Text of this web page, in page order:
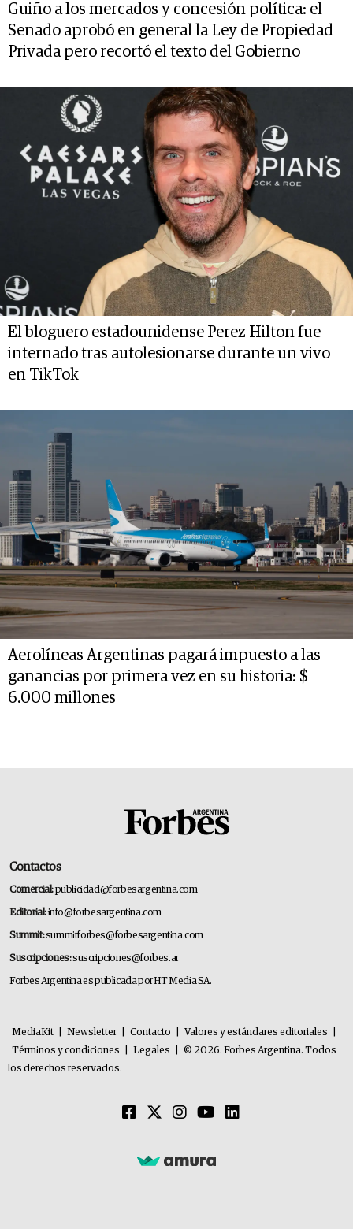
Guiño a los mercados y concesión política: el
Senado aprobó en general la Ley de Propiedad
Privada pero recortó el texto del Gobierno
El bloguero estadounidense Perez Hilton fue
internado tras autolesionarse durante un vivo
en TikTok
Aerolíneas Argentinas pagará impuesto a las
ganancias por primera vez en su historia: $
6.000 millones
Contactos
Comercial:publicidad@forbesargentina.com
Editorial:info@forbesargentina.com
Summit:summitforbes@forbesargentina.com
Suscripciones:suscripciones@forbes.ar
Forbes Argentina es publicada por HT Media SA.
MediaKit Newsletter Contacto Valores y estándares editoriales
Términos y condiciones
Legales
© 2026. Forbes Argentina. Todos
los derechos reservados.